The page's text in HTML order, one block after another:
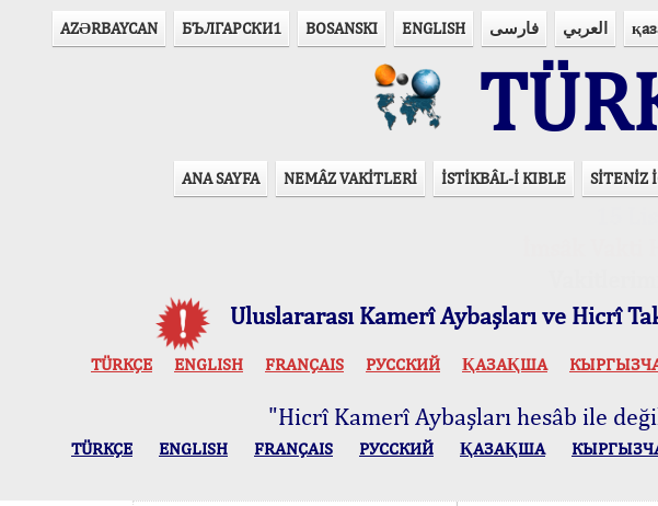
AZӘRBAYCAN БЪЛГАРСКИ1 BOSANSKI ENGLISH فارسی العربي
ANA SAYFA NEMÂZ VAKİTLERİ İSTİKBÂL-İ KIBLE SİTENİZ
Uluslararası Kamerî Aybaşları ve Hicrî
TÜRKÇE ENGLISH FRANÇAIS РУССКИЙ ҚАЗАҚША
"Hicrî Kamerî Aybaşları hesâb ile
TÜRKÇE ENGLISH FRANÇAIS РУССКИЙ ҚАЗАҚША